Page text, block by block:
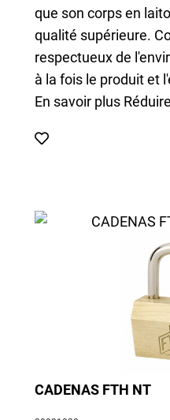
que son corps en
qualité supérieure.
respectueux de
à la fois le produit et
En savoir plus Réduire
CADENAS FTH NT